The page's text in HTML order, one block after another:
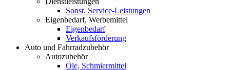
Sonst. Service-Leistungen
Eigenbedarf, Werbemittel
Eigenbedarf
Verkaufsförderung
Auto und Fahrradzubehör
Autozubehör
Öle, Schmiermittel